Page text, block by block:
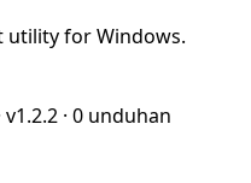
utility for Windows.
v1.2.2 · 0 unduhan